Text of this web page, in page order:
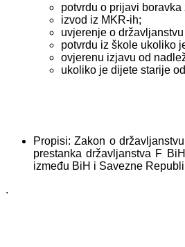
potvrdu o prijavi
izvod iz MKR-ih;
uvjerenje o
potvrdu iz škole ukoliko
ovjerenu izjavu od
ukoliko je dijete starije
Propisi: Zakon o
prestanka državljanstva F
između BiH i Savezne
.